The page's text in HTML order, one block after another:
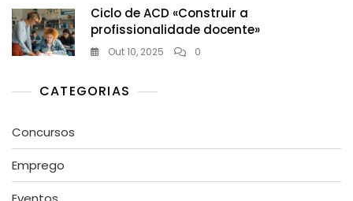
Ciclo de ACD «Construir a
profissionalidade docente»
Out 10, 2025 0
CATEGORIAS
Concursos
Emprego